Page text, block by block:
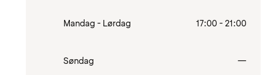
Mandag - Lørdag 17:00 - 21:00
Søndag —